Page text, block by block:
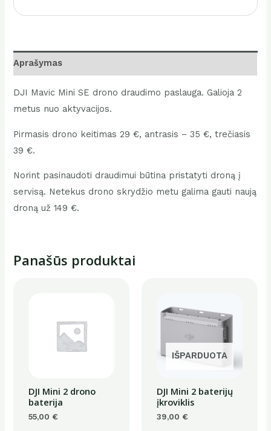
Refresh
Metų
Aprašymas
DJI Mavic Mini SE drono draudimo paslauga. Galioja 2
metus nuo aktyvacijos.
Pirmasis drono keitimas 29 €, antrasis – 35 €, trečiasis
39 €.
Norint pasinaudoti draudimui būtina pristatyti droną į
servisą. Netekus drono skrydžio metu galima gauti naują
droną už 149 €.
Panašūs produktai
DJI Mini 2 drono
baterija
55,00 €
IŠPARDUOTA
DJI Mini 2 baterijų
įkroviklis
39,00 €